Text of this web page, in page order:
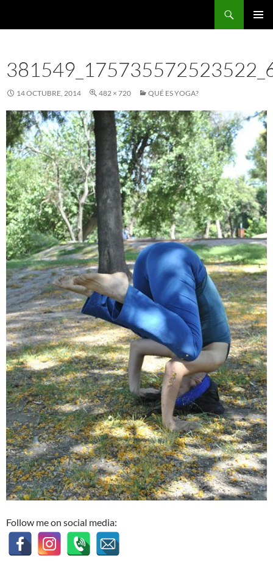
14 OCTUBRE, 2014 482 × 720 QUÉ ES YOGA?
Follow me on social media: